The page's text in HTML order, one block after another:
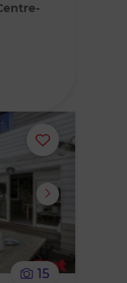
Ajouter
ou
supprimer
le
15